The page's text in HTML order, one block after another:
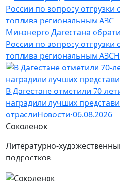
Минэнерго Дагестана
России по вопросу
топлива региональным АЗС
В Дагестане отметили 70-
наградили лучших
отраслиНовости•06.08.2026
Соколенок
Литературно-
подростков.